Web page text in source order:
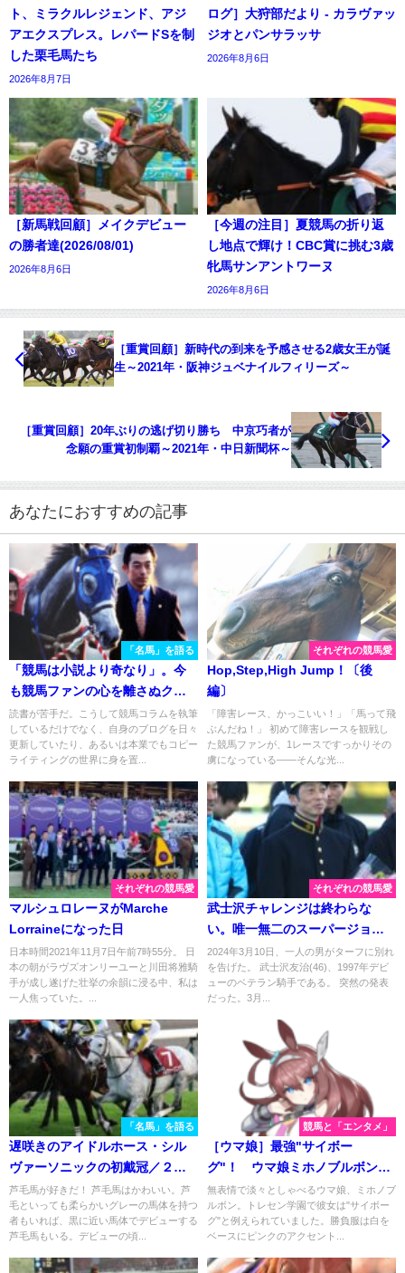
ト、ミラクルレジェンド、アジ
アエクスプレス。レパードSを制
した栗毛馬たち
2026年8月7日
ログ］大狩部だより - カラヴァッ
ジオとパンサラッサ
2026年8月6日
［新馬戦回顧］メイクデビュー
の勝者達(2026/08/01)
2026年8月6日
［今週の注目］夏競馬の折り返
し地点で輝け！CBC賞に挑む3歳
牝馬サンアントワーヌ
2026年8月6日
［重賞回顧］新時代の到来を予感させる2歳女王が誕
生～2021年・阪神ジュベナイルフィリーズ～
［重賞回顧］20年ぶりの逃げ切り勝ち 中京巧者が
念願の重賞初制覇～2021年・中日新聞杯～
あなたにおすすめの記事
「名馬」を語る
「競馬は小説より奇なり」。今
も競馬ファンの心を離さぬクロ
フネ物語。
読書が苦手だ。こうして競馬コラムを執筆
しているだけでなく、自身のブログを日々
更新していたり、あるいは本業でもコピー
ライティングの世界に身を置...
それぞれの競馬愛
Hop,Step,High Jump！〔後
編〕
「障害レース、かっこいい！」「馬って飛
ぶんだね！」 初めて障害レースを観戦し
た競馬ファンが、1レースですっかりその
虜になっている――そんな光...
それぞれの競馬愛
マルシュロレーヌがMarche
Lorraineになった日
日本時間2021年11月7日午前7時55分。 日
本の朝がラヴズオンリーユーと川田将雅騎
手が成し遂げた壮挙の余韻に浸る中、私は
一人焦っていた。...
それぞれの競馬愛
武士沢チャレンジは終わらな
い。唯一無二のスーパージョッ
キー、武士沢騎手の引退によせ
て
2024年3月10日、一人の男がターフに別れ
を告げた。 武士沢友治(46)、1997年デビ
ューのベテラン騎手である。 突然の発表
だった。3月...
「名馬」を語る
遅咲きのアイドルホース・シル
ヴァーソニックの初戴冠／２０
２２年ステイヤーズステークス
芦毛馬が好きだ！ 芦毛馬はかわいい。芦
毛といっても柔らかいグレーの馬体を持つ
者もいれば、黒に近い馬体でデビューする
芦毛馬もいる。デビューの頃...
競馬と「エンタメ」
［ウマ娘］最強"サイボー
グ"！ ウマ娘ミホノブルボン
と、史実馬ミホノブルボン。
無表情で淡々としゃべるウマ娘、ミホノブ
ルボン。トレセン学園で彼女は"サイボー
グ"と例えられていました。勝負服は白を
ベースにピンクのアクセント...